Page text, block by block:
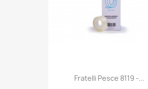
Anteprima
Fratelli Pesce 8119 -...